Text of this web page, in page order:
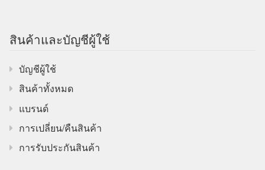
สินค้าและบัญชีผู้ใช้
บัญชีผู้ใช้
สินค้าทั้งหมด
แบรนด์
การเปลี่ยน/คืนสินค้า
การรับประกันสินค้า